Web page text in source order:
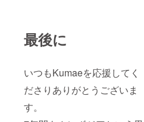
最後に
いつもKumaeを応援してく
ださりありがとうございま
す。